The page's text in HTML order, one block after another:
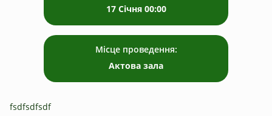
17 Січня 00:00
Місце проведення:
Актова зала
fsdfsdfsdf